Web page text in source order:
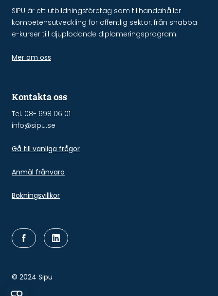
SIPU är ett utbildningsföretag som tillhandahåller
kompetensutveckling för offentlig sektor, från snabba
e-kurser till djuplodande diplomeringsprogram.
Mer om oss
Kontakta oss
Tel. 08- 698 06 01
info@sipu.se
Gå till vanliga frågor
Anmäl frånvaro
Bokningsvillkor
© 2024 Sipu